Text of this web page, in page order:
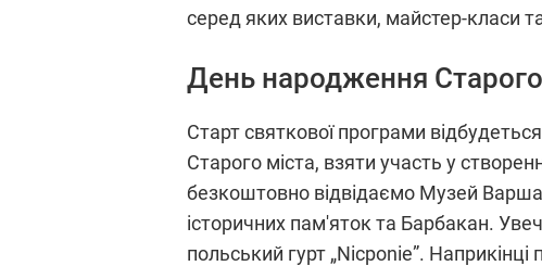
серед яких виставки, майстер-класи та
День народження
Старт святкової програми
Старого міста, взяти участь у
безкоштовно відвідаємо Музей
історичних пам'яток та Барбакан.
польський гурт „Nicponie”.